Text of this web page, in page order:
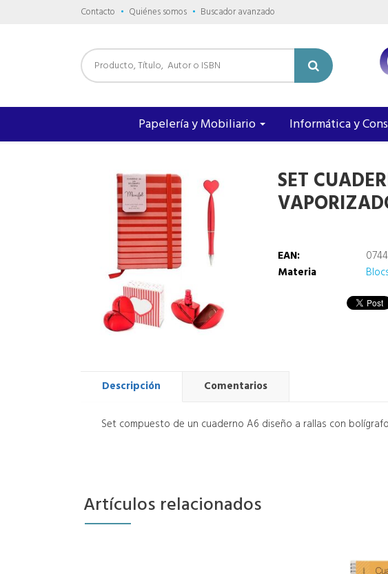
Contacto Quiénes somos Buscador avanzado
Papelería y Mobiliario Informática y
SET
EAN:
Materia
Descripción Comentarios
Set compuesto de un cuaderno A6 diseño a rallas con
Artículos relacionados